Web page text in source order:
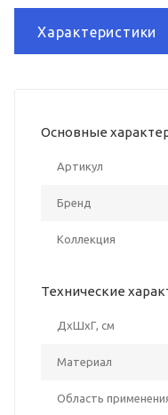
Характеристики
Основные
Артикул
Бренд
Коллекция
Технические
ДxШxГ, см
Материал
Область